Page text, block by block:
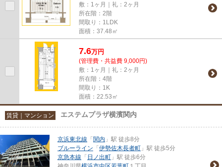
敷：1ヶ月｜礼：2ヶ月
所在階：2階
間取り：1LDK
面積：37.48㎡
7.6万円
(管理費・共益費 9,000円)
敷：1ヶ月｜礼：2ヶ月
所在階：4階
間取り：1K
面積：22.53㎡
賃貸｜マンション エステムプラザ横濱関内
京浜東北線 「 関内 」駅 徒歩8分
ブルーライン 「 伊勢佐木長者町 」駅 徒歩5分
京急本線 「 日ノ出町 」駅 徒歩6分